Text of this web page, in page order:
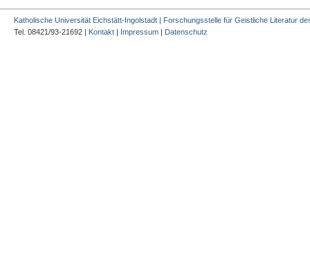
Katholische Universität Eichstätt-Ingolstadt | Forschungsstelle für Geistliche Literatur
Tel. 08421/93-21692 | Kontakt | Impressum | Datenschutz